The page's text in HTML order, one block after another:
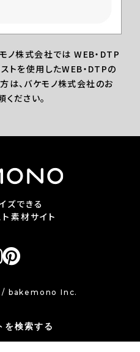
を検索する
ノ株式会社では WEB・DTP
トを使用したWEB・DTPの
は、バケモノ株式会社のお
ださい。
ズできる
素材サイト
bakemono Inc.